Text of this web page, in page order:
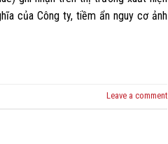
của Công ty, tiềm ẩn nguy cơ ảnh
Leave a comment